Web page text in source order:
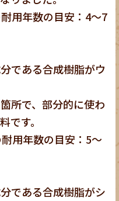
用年数の目安：4～7
である合成樹脂がウ
所で、部分的に使わ
です。
用年数の目安：5～
である合成樹脂がシ